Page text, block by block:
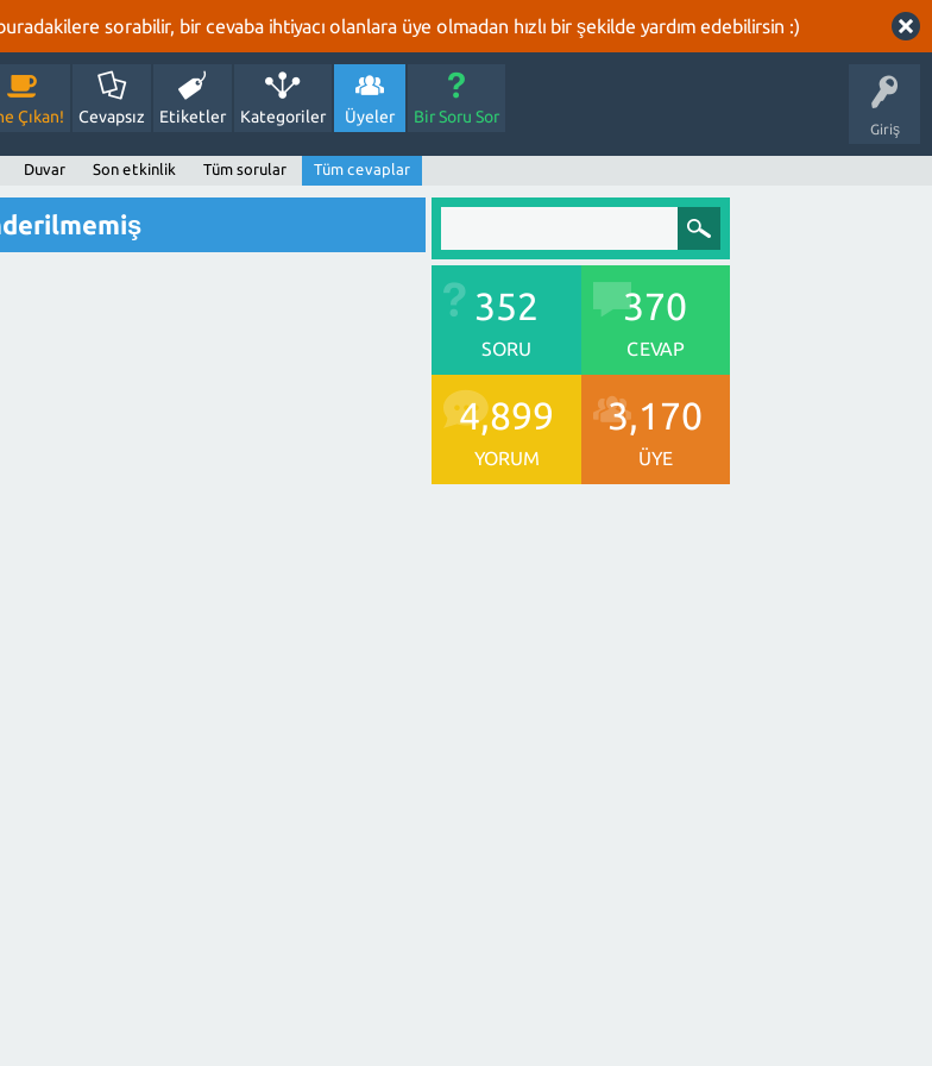
sorabilir, bir cevaba ihtiyacı olanlara üye olmadan hızlı bir şekilde yardım edebilirsin :)
Giriş
Çıkan! Cevapsız Etiketler Kategoriler Üyeler Bir Soru Sor
Duvar Son etkinlik Tüm sorular Tüm cevaplar
352
SORU
370
CEVAP
4,899
YORUM
3,170
ÜYE